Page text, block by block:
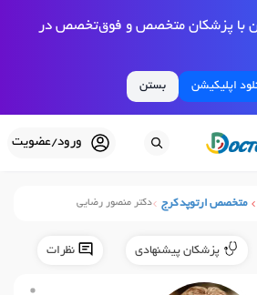
با پزشکان متخصص و فوق‌تخصص در
اپلیکیشن بستن
ورود/عضویت
متخصص ارتوپد کرج دکتر منصور رضایی
پزشکان پیشنهادی نظرات